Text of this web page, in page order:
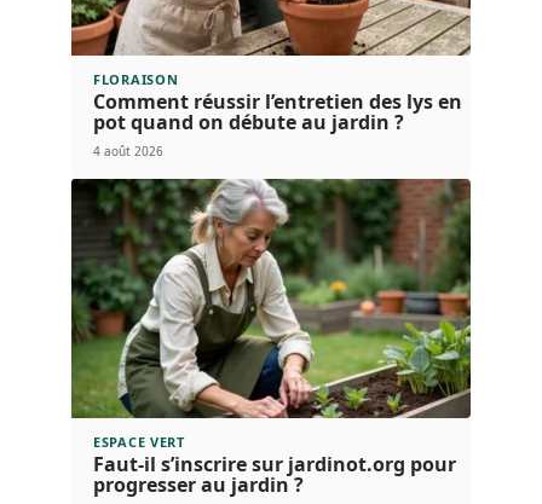
FLORAISON
Comment réussir l’entretien des lys en
pot quand on débute au jardin ?
4 août 2026
ESPACE VERT
Faut-il s’inscrire sur jardinot.org pour
progresser au jardin ?